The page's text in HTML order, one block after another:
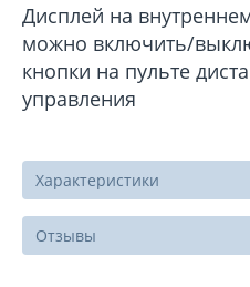
Дисплей на
можно включить/
кнопки на пульте
управления
Характеристики
Отзывы